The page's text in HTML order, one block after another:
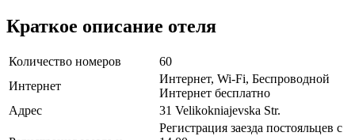
Краткое описание отеля
Количество номеров
60
Интернет
Интернет, Wi-Fi, Беспроводной
Интернет бесплатно
Адрес
31 Velikokniajevska Str.
Регистрация заезда постояльцев с